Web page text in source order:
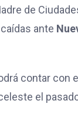
de
ante
contar con
el